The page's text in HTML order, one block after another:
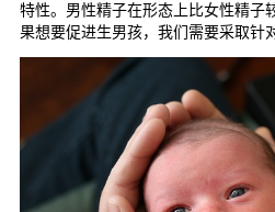
特性。男性精子在形态上比女性精子
果想要促进生男孩，我们需要采取针